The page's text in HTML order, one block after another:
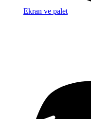
Ekran ve palet